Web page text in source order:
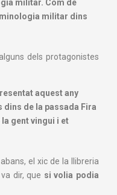
militar. Com de
militar dins
dels protagonistes
aquest any
dins de la passada Fira
gent vingui i et
el xic de la llibreria
dir, que si volia podia